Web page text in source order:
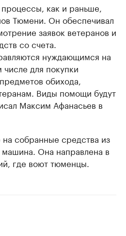
как и раньше,
Тюмени. Он обеспечивал
заявок ветеранов и
со счета.
нуждающимся на
для покупки
обихода,
Виды помощи будут
Максим Афанасьев в
собранные средства из
Она направлена в
где воют тюменцы.